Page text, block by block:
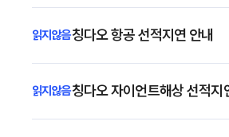
칭다오 항공 선적지연 안내
칭다오 자이언트해상 선적지